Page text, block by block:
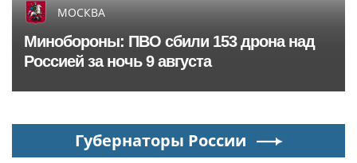
МОСКВА
Минобороны: ПВО сбили 153 дрона над
Россией за ночь 9 августа
Губернаторы России